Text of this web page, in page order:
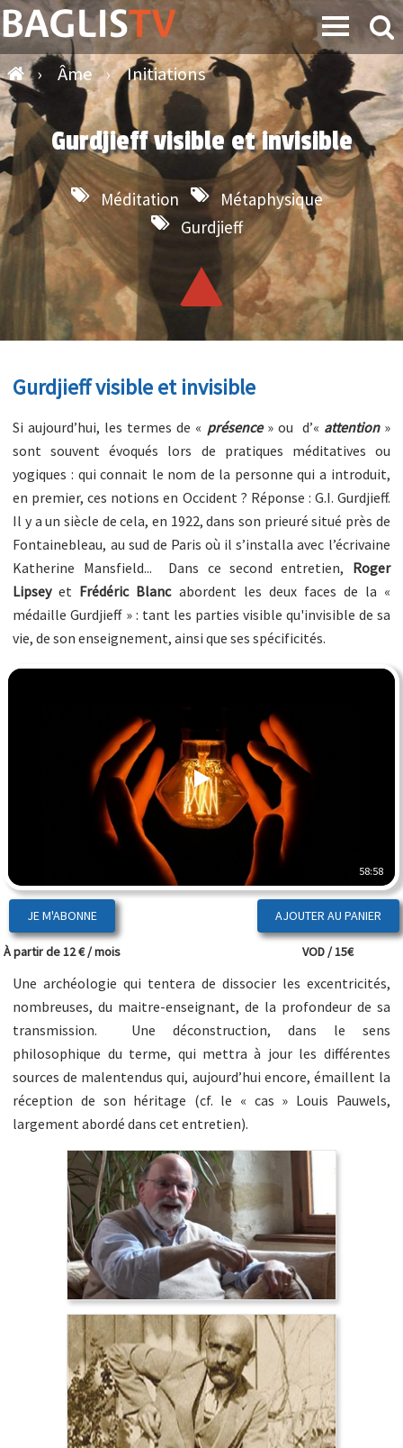
› Âme › Initiations
Gurdjieff visible et invisible
Méditation
Métaphysique
Gurdjieff
Gurdjieff visible et invisible
Si aujourd’hui, les termes de « présence » ou d’« attention »
sont souvent évoqués lors de pratiques méditatives ou
yogiques : qui connait le nom de la personne qui a introduit,
en premier, ces notions en Occident ? Réponse : G.I. Gurdjieff.
Il y a un siècle de cela, en 1922, dans son prieuré situé près de
Fontainebleau, au sud de Paris où il s’installa avec l’écrivaine
Katherine Mansfield... Dans ce second entretien, Roger
Lipseyet Frédéric Blancabordent les deux faces de la «
médaille Gurdjieff » : tant les parties visible qu'invisible de sa
vie, de son enseignement, ainsi que ses spécificités.
58:58
JE M'ABONNE
À partir de 12 € / mois VOD / 15€
Une archéologie qui tentera de dissocier les excentricités,
nombreuses, du maitre-enseignant, de la profondeur de sa
transmission. Une déconstruction, dans le sens
philosophique du terme, qui mettra à jour les différentes
sources de malentendus qui, aujourd’hui encore, émaillent la
réception de son héritage (cf. le « cas » Louis Pauwels,
largement abordé dans cet entretien).